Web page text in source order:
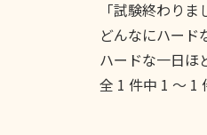
「試験終わり
どんなにハード
ハードな一日ほ
全 1 件中 1 〜 1